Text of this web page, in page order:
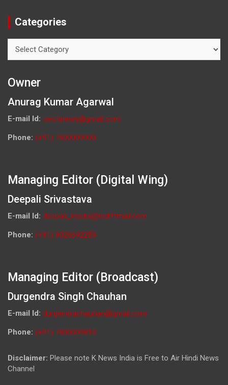
Categories
Owner
Anurag Kumar Agarwal
E-mail Id: ceo.knews@gmail.com
Phone: (+91) 7800009900
Managing Editor (Digital Wing)
Deepali Srivastava
E-mail Id: deepali_media@rediffmail.com
Phone: (+91) 9026692259
Managing Editor (Broadcast)
Durgendra Singh Chauhan
E-mail Id: durgendrachauhan@gmail.com
Phone: (+91) 7800009813
Disclaimer: Please note K News India is Free to Air Hindi News
Channel